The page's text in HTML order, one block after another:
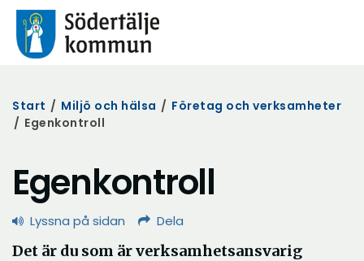
Start / Miljö och hälsa / Företag och verksamheter
/ Egenkontroll
Egenkontroll
Lyssna på sidan Dela
Det är du som är verksamhetsansvarig